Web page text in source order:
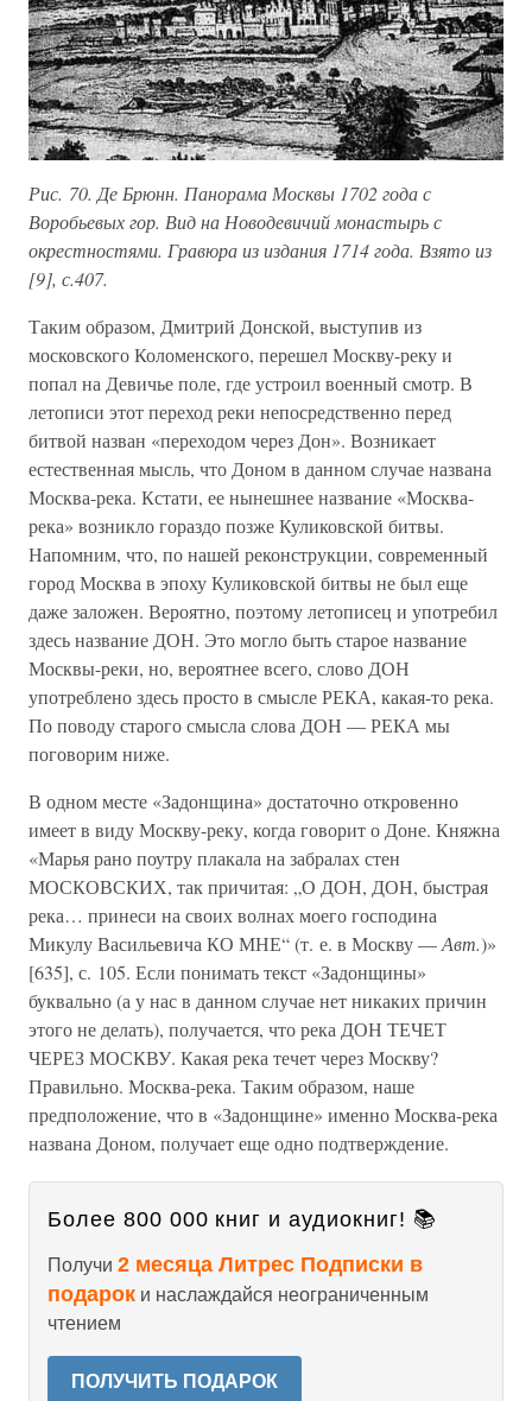
Рис. 70. Де Брюнн. Панорама Москвы 1702 года с
Воробьевых гор. Вид на Новодевичий монастырь с
окрестностями. Гравюра из издания 1714 года. Взято из
[9], с.407.
Таким образом, Дмитрий Донской, выступив из
московского Коломенского, перешел Москву-реку и
попал на Девичье поле, где устроил военный смотр. В
летописи этот переход реки непосредственно перед
битвой назван «переходом через Дон». Возникает
естественная мысль, что Доном в данном случае названа
Москва-река. Кстати, ее нынешнее название «Москва-
река» возникло гораздо позже Куликовской битвы.
Напомним, что, по нашей реконструкции, современный
город Москва в эпоху Куликовской битвы не был еще
даже заложен. Вероятно, поэтому летописец и употребил
здесь название ДОН. Это могло быть старое название
Москвы-реки, но, вероятнее всего, слово ДОН
употреблено здесь просто в смысле РЕКА, какая-то река.
По поводу старого смысла слова ДОН — РЕКА мы
поговорим ниже.
В одном месте «Задонщина» достаточно откровенно
имеет в виду Москву-реку, когда говорит о Доне. Княжна
«Марья рано поутру плакала на забралах стен
МОСКОВСКИХ, так причитая: „О ДОН, ДОН, быстрая
река… принеси на своих волнах моего господина
Микулу Васильевича КО МНЕ“ (т. е. в Москву —Авт.)»
[635], с. 105. Если понимать текст «Задонщины»
буквально (а у нас в данном случае нет никаких причин
этого не делать), получается, что река ДОН ТЕЧЕТ
ЧЕРЕЗ МОСКВУ. Какая река течет через Москву?
Правильно. Москва-река. Таким образом, наше
предположение, что в «Задонщине» именно Москва-река
названа Доном, получает еще одно подтверждение.
Более 800 000 книг и аудиокниг! 📚
Получи 2 месяца Литрес Подписки в
подарок и наслаждайся неограниченным
чтением
ПОЛУЧИТЬ ПОДАРОК